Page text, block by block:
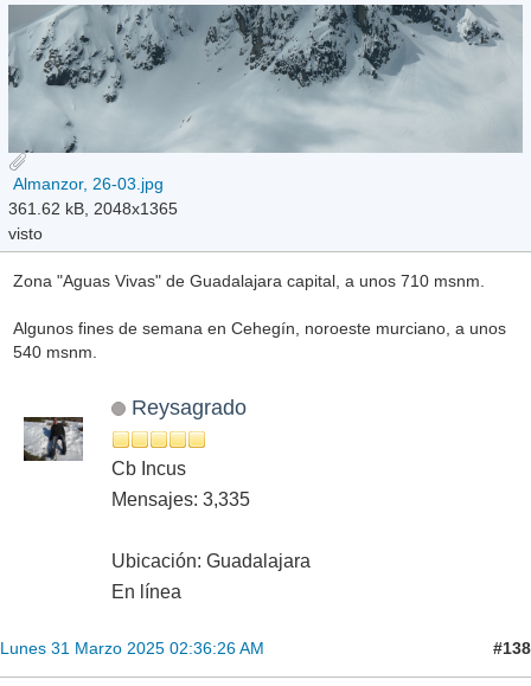
Almanzor, 26-03.jpg
361.62 kB, 2048x1365
visto
Zona "Aguas Vivas" de Guadalajara capital, a unos 710 msnm.
Algunos fines de semana en Cehegín, noroeste murciano, a unos
540 msnm.
Reysagrado
Cb Incus
Mensajes: 3,335
Ubicación: Guadalajara
En línea
Lunes 31 Marzo 2025 02:36:26 AM #138